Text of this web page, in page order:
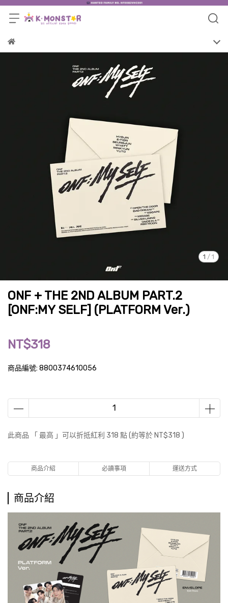
1 / 1
ONF + THE 2ND ALBUM PART.2
[ONF:MY SELF] (PLATFORM Ver.)
NT$318
商品編號: 8800374610056
此商品 「 最高 」可以折抵紅利 318 點 (約等於 NT$318 )
商品介紹 必讀事項 運送方式
商品介紹